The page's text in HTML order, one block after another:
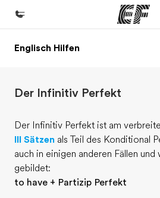
Home
Programme
Büros
Büros in der Nähe
Über uns
Englisch Hilfen
Der Infinitiv Perfekt
Der Infinitiv Perfekt ist am
III Sätzen als Teil des Konditional
auch in einigen anderen Fällen
gebildet:
to have + Partizip Perfekt